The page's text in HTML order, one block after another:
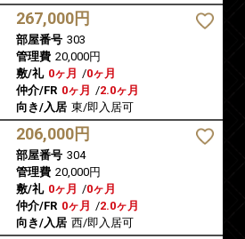
267,000円
部屋番号 303
管理費 20,000円
敷/礼 0ヶ月 /0ヶ月
仲介/FR 0ヶ月 /2.0ヶ月
向き/入居 東/即入居可
206,000円
部屋番号 304
管理費 20,000円
敷/礼 0ヶ月 /0ヶ月
仲介/FR 0ヶ月 /2.0ヶ月
向き/入居 西/即入居可